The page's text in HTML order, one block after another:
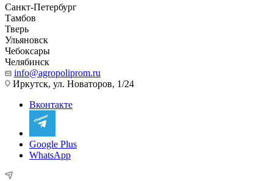
Санкт-Петербург
Тамбов
Тверь
Ульяновск
Чебоксары
Челябинск
info@agropoliprom.ru
Иркутск, ул. Новаторов, 1/24
Вконтакте
Google Plus
WhatsApp